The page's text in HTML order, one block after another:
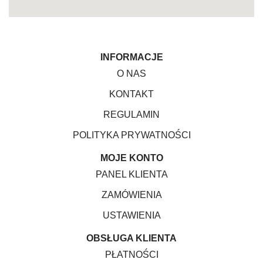
INFORMACJE
O NAS
KONTAKT
REGULAMIN
POLITYKA PRYWATNOŚCI
MOJE KONTO
PANEL KLIENTA
ZAMÓWIENIA
USTAWIENIA
OBSŁUGA KLIENTA
PŁATNOŚCI